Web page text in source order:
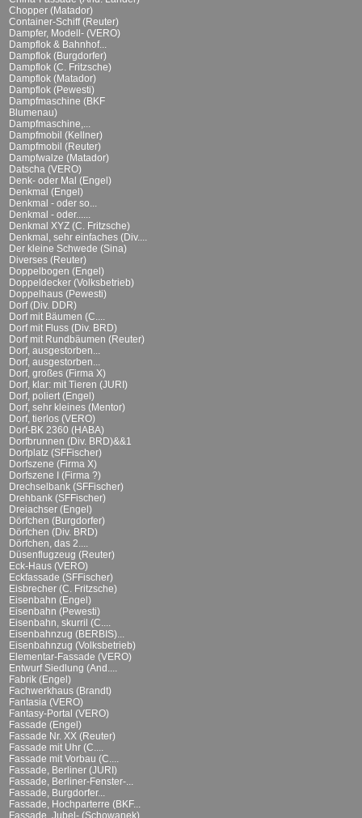
Chopper (Matador)
Container-Schiff (Reuter)
Dampfer, Modell- (VERO)
Dampflok & Bahnhof...
Dampflok (Burgdorfer)
Dampflok (C. Fritzsche)
Dampflok (Matador)
Dampflok (Pewesti)
Dampfmaschine (BKF
Blumenau)
Dampfmaschine,...
Dampfmobil (Kellner)
Dampfmobil (Reuter)
Dampfwalze (Matador)
Datscha (VERO)
Denk- oder Mal (Engel)
Denkmal (Engel)
Denkmal - oder so...
Denkmal - oder......
Denkmal XYZ (C. Fritzsche)
Denkmal, sehr einfaches (Div....
Der kleine Schwede (Sina)
Diverses (Reuter)
Doppelbogen (Engel)
Doppeldecker (Volksbetrieb)
Doppelhaus (Pewesti)
Dorf (Div. DDR)
Dorf mit Bäumen (C....
Dorf mit Fluss (Div. BRD)
Dorf mit Rundbäumen (Reuter)
Dorf, ausgestorben...
Dorf, ausgestorben...
Dorf, großes (Firma X)
Dorf, klar: mit Tieren (JURI)
Dorf, poliert (Engel)
Dorf, sehr kleines (Mentor)
Dorf, tierlos (VERO)
Dorf-BK 2360 (HABA)
Dorfbrunnen (Div. BRD)&&1
Dorfplatz (SFFischer)
Dorfszene (Firma X)
Dorfszene I (Firma ?)
Drechselbank (SFFischer)
Drehbank (SFFischer)
Dreiachser (Engel)
Dörfchen (Burgdorfer)
Dörfchen (Div. BRD)
Dörfchen, das 2....
Düsenflugzeug (Reuter)
Eck-Haus (VERO)
Eckfassade (SFFischer)
Eisbrecher (C. Fritzsche)
Eisenbahn (Engel)
Eisenbahn (Pewesti)
Eisenbahn, skurril (C....
Eisenbahnzug (BERBIS)...
Eisenbahnzug (Volksbetrieb)
Elementar-Fassade (VERO)
Entwurf Siedlung (And....
Fabrik (Engel)
Fachwerkhaus (Brandt)
Fantasia (VERO)
Fantasy-Portal (VERO)
Fassade (Engel)
Fassade Nr. XX (Reuter)
Fassade mit Uhr (C....
Fassade mit Vorbau (C....
Fassade, Berliner (JURI)
Fassade, Berliner-Fenster-...
Fassade, Burgdorfer...
Fassade, Hochparterre (BKF...
Fassade, Jubel- (Schowanek)